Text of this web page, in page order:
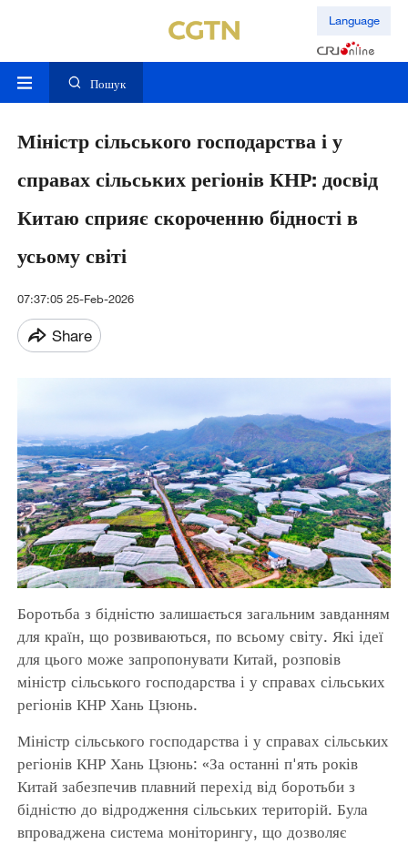
Language
Пошук
Міністр сільського господарства і у
справах сільських регіонів КНР: досвід
Китаю сприяє скороченню бідності в
усьому світі
07:37:05 25-Feb-2026
Share
Боротьба з бідністю залишається загальним завданням
для країн, що розвиваються, по всьому світу. Які ідеї
для цього може запропонувати Китай, розповів
міністр сільського господарства і у справах сільських
регіонів КНР Хань Цзюнь.
Міністр сільського господарства і у справах сільських
регіонів КНР Хань Цзюнь: «За останні п'ять років
Китай забезпечив плавний перехід від боротьби з
бідністю до відродження сільських територій. Була
впроваджена система моніторингу, що дозволяє